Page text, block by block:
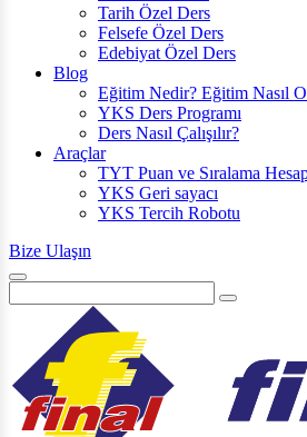
Tarih Özel Ders
Felsefe Özel Ders
Edebiyat Özel Ders
Blog
Eğitim Nedir? Eğitim Nasıl
YKS Ders Programı
Ders Nasıl Çalışılır?
Araçlar
TYT Puan ve Sıralama
YKS Geri sayacı
YKS Tercih Robotu
Bize Ulaşın